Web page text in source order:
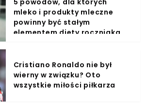
mleko i produkty mleczne
powinny być stałym
elementem diety roczniaka
Cristiano Ronaldo nie był
wierny w związku? Oto
wszystkie miłości piłkarza